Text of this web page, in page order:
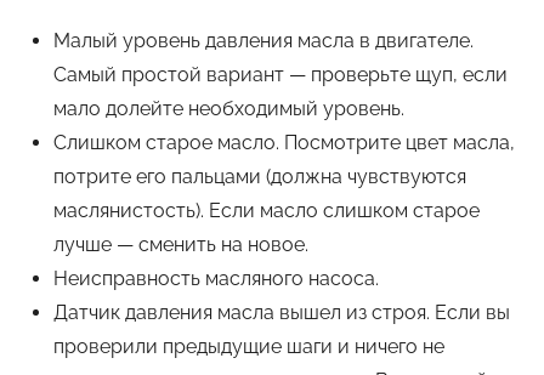
Малый уровень давления масла в двигателе.
Самый простой вариант — проверьте щуп, если
мало долейте необходимый уровень.
Слишком старое масло. Посмотрите цвет масла,
потрите его пальцами (должна чувствуются
маслянистость). Если масло слишком старое
лучше — сменить на новое.
Неисправность масляного насоса.
Датчик давления масла вышел из строя. Если вы
проверили предыдущие шаги и ничего не